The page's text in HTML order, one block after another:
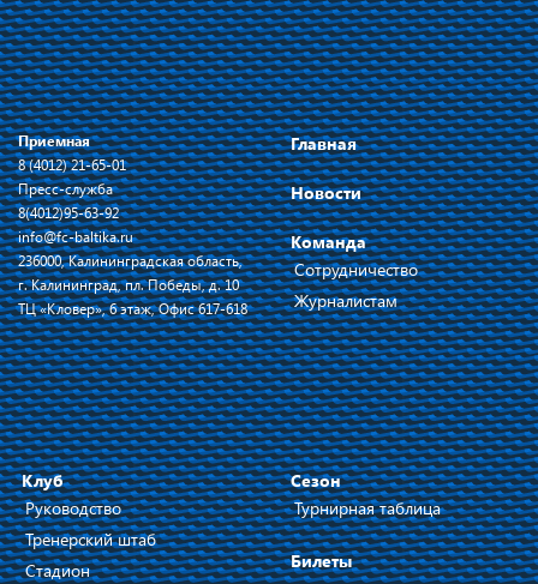
Приемная
8 (4012) 21-65-01
Пресс-служба
8(4012)95-63-92
info@fc-baltika.ru
236000, Калининградская область,
г. Калининград, пл. Победы, д. 10
ТЦ «Кловер», 6 этаж, Офис 617-618
Главная
Новости
Команда
Сотрудничество
Журналистам
Клуб
Руководство
Тренерский штаб
Стадион
Сезон
Турнирная таблица
Билеты